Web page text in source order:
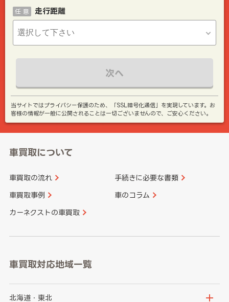
走行距離
任 意
次へ
当サイトではプライバシー保護のため、「SSL暗号化通信」を実現しています。お
客様の情報が一般に公開されることは一切ございませんので、ご安心ください。
車買取について
車買取の流れ 手続きに必要な書類
車買取事例 車のコラム
カーネクストの車買取
車買取対応地域一覧
北海道・東北